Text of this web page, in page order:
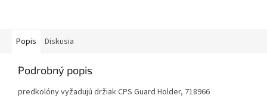
Popis Diskusia
Podrobný popis
predkolóny vyžadujú držiak CPS Guard Holder, 718966